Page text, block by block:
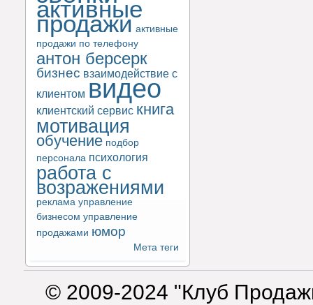
активные
продажи активные
продажи по телефону
антон берсерк
бизнес взаимодействие с
клиентом видео
клиентский сервис книга
мотивация
обучение подбор
персонала психология
работа с
возражениями
реклама управление
бизнесом управление
продажами юмор
Мета теги
© 2009-2024 "Клуб